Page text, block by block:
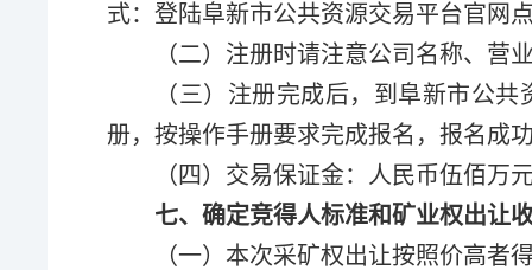
式：登陆阜新市公共资源交易平台官网
（二）注册时请注意公司名称、
（三）注册完成后，到阜新市公
册，按操作手册要求完成报名，报名成
（四）交易保证金：人民币伍佰万
七、确定竞得人标准和矿业权出让
（一）本次采矿权出让按照价高者